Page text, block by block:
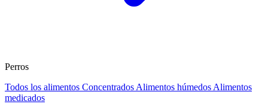
Perros
Todos los alimentos Concentrados Alimentos húmedos Alimentos
medicados